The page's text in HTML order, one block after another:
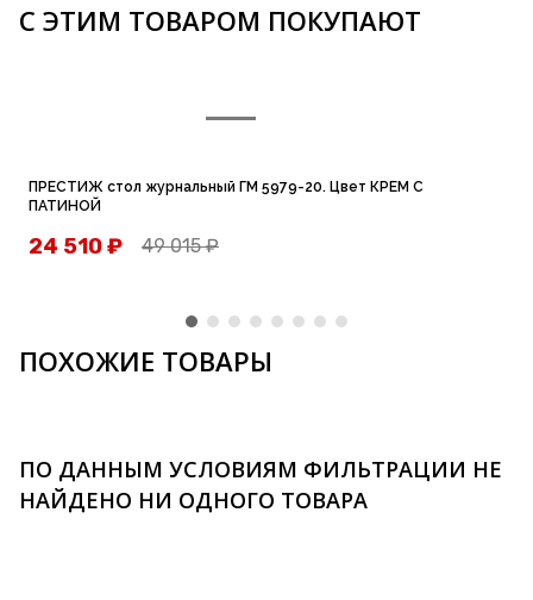
С ЭТИМ ТОВАРОМ ПОКУПАЮТ
ПРЕСТИЖ стол журнальный ГМ 5979-20. Цвет КРЕМ С
ПАТИНОЙ
49 015₽
24 510₽
ПОХОЖИЕ ТОВАРЫ
ПО ДАННЫМ УСЛОВИЯМ ФИЛЬТРАЦИИ НЕ
НАЙДЕНО НИ ОДНОГО ТОВАРА